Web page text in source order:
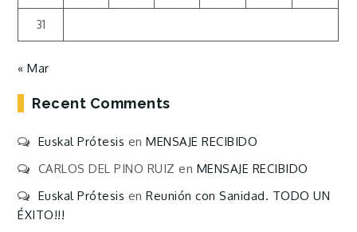
31
« Mar
Recent Comments
Euskal Prótesis enMENSAJE RECIBIDO
CARLOS DEL PINO RUIZ en MENSAJE RECIBIDO
Euskal Prótesis enReunión con Sanidad. TODO UN
ÉXITO!!!